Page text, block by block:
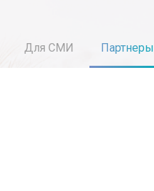
Для СМИ Партнеры